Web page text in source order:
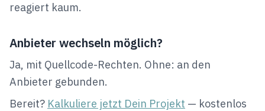
reagiert kaum.
Anbieter wechseln möglich?
Ja, mit Quellcode-Rechten. Ohne: an den
Anbieter gebunden.
Bereit? Kalkuliere jetzt Dein Projekt — kostenlos